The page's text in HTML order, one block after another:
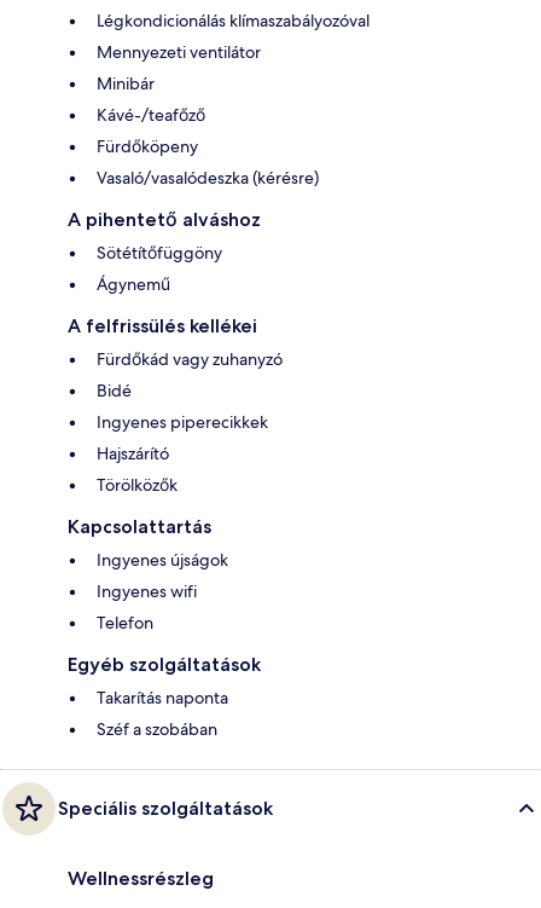
Légkondicionálás klímaszabályozóval
Mennyezeti ventilátor
Minibár
Kávé-/teafőző
Fürdőköpeny
Vasaló/vasalódeszka (kérésre)
A pihentető alváshoz
Sötétítőfüggöny
Ágynemű
A felfrissülés kellékei
Fürdőkád vagy zuhanyzó
Bidé
Ingyenes piperecikkek
Hajszárító
Törölközők
Kapcsolattartás
Ingyenes újságok
Ingyenes wifi
Telefon
Egyéb szolgáltatások
Takarítás naponta
Széf a szobában
Speciális szolgáltatások
Wellnessrészleg